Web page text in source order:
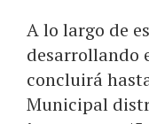
A lo largo de
desarrollando
concluirá
Municipal